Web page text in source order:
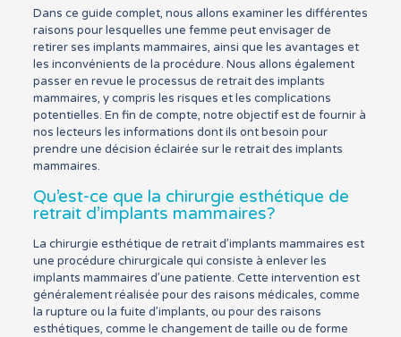
Dans ce guide complet, nous allons examiner les différentes
raisons pour lesquelles une femme peut envisager de
retirer ses implants mammaires, ainsi que les avantages et
les inconvénients de la procédure. Nous allons également
passer en revue le processus de retrait des implants
mammaires, y compris les risques et les complications
potentielles. En fin de compte, notre objectif est de fournir à
nos lecteurs les informations dont ils ont besoin pour
prendre une décision éclairée sur le retrait des implants
mammaires.
Qu’est-ce que la chirurgie esthétique de
retrait d’implants mammaires?
La chirurgie esthétique de retrait d’implants mammaires est
une procédure chirurgicale qui consiste à enlever les
implants mammaires d’une patiente. Cette intervention est
généralement réalisée pour des raisons médicales, comme
la rupture ou la fuite d’implants, ou pour des raisons
esthétiques, comme le changement de taille ou de forme